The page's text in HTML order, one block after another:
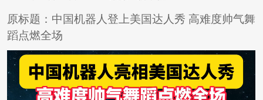
原标题：中国机器人登上美国达人秀 高难度帅气舞
蹈点燃全场